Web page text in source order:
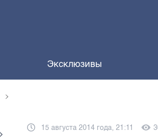
Эксклюзивы
15 августа 2014 года, 21:11